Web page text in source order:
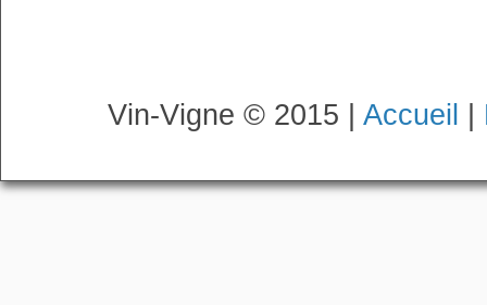
Vin-Vigne © 2015 | Accueil